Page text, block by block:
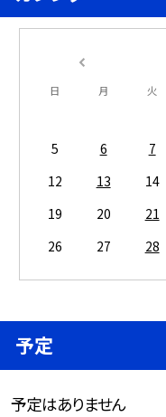
日 月 火
5
6 7
12
13 14
19
20 21
26
27 28
予定
予定はありません